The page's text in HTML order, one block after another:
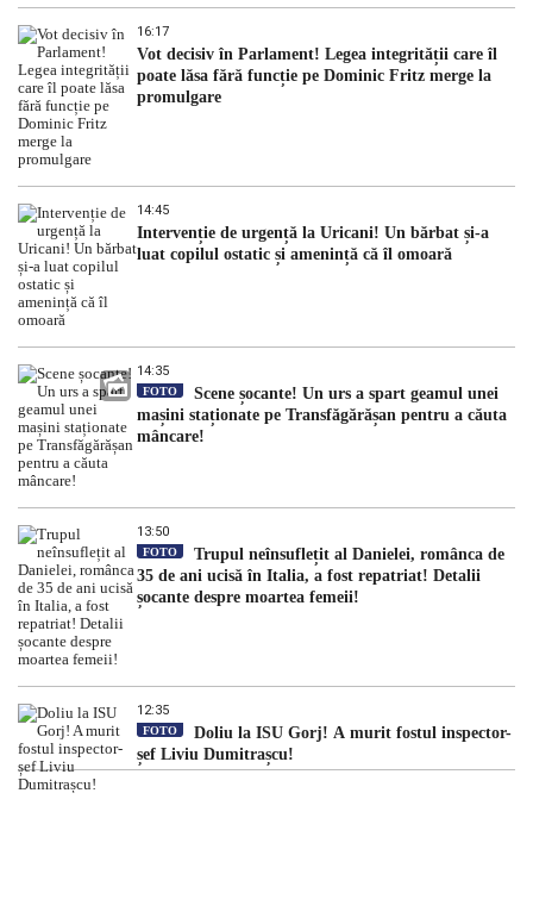
16:17
Vot decisiv în Parlament! Legea integrității care îl
poate lăsa fără funcție pe Dominic Fritz merge la
promulgare
14:45
Intervenție de urgență la Uricani! Un bărbat și-a
luat copilul ostatic și amenință că îl omoară
14:35
FOTO
Scene șocante! Un urs a spart geamul unei
mașini staționate pe Transfăgărășan pentru a căuta
mâncare!
13:50
FOTO
Trupul neînsuflețit al Danielei, românca de
35 de ani ucisă în Italia, a fost repatriat! Detalii
șocante despre moartea femeii!
12:35
FOTO
Doliu la ISU Gorj! A murit fostul inspector-
șef Liviu Dumitrașcu!